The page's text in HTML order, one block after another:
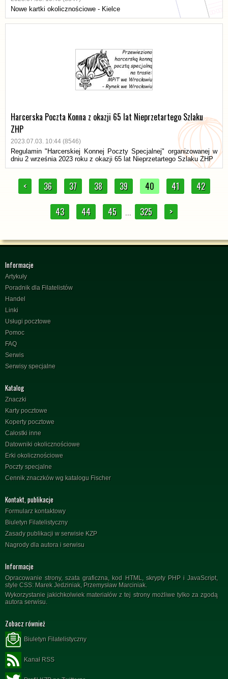
Nowe kartki okolicznościowe - Kielce
Harcerska Poczta Konna z okazji 65 lat Nieprzetartego Szlaku
ZHP
2023.07.03. 10:44 (8546)
Regulamin "Harcerskiej Konnej Poczty Specjalnej" organizowanej w
dniu 2 września 2023 roku z okazji 65 lat Nieprzetartego Szlaku ZHP
< 36 37 38 39 40 41 42
43 44 45 ... 325 >
Informacje
Artykuły
Poradnik dla Filatelistów
Handel
Linki
Usługi pocztowe
Pomoc
FAQ
Serwis
Serwisy specjalne
Katalog
Znaczki
Karty pocztowe
Koperty pocztowe
Całostki inne
Datowniki okolicznościowe
Erki okolicznościowe
Poczty specjalne
Cennik znaczków wg katalogu Fischer
Kontakt, publikacje
Formularz kontaktowy
Biuletyn Filatelistyczny
Zasady publikacji w serwisie KZP
Nagrody dla autora i serwisu
Informacje
Opracowanie strony, szata graficzna, kod HTML, skrypty PHP i JavaScript,
style CSS: Marek Jedziniak, Przemysław Marciniak.
Wykorzystanie jakichkolwiek materiałów z tej strony możliwe tylko za zgodą
autora serwisu.
Zobacz również
Biuletyn Filatelistyczny
Kanał RSS